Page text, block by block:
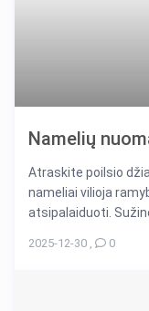
Namelių
Atraskite poilsio
nameliai vilioja
atsipalaiduoti.
2025-12-30 , 0